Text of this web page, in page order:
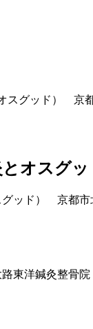
スグッド） 京
とオスグ
東洋鍼灸整骨院